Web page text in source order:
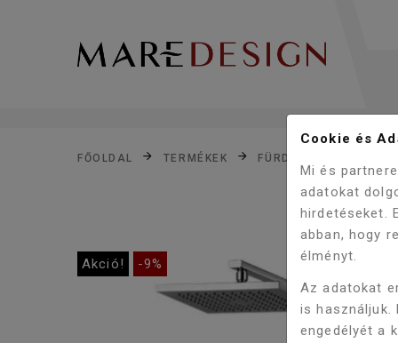
FŐOLDAL TERMÉKEK FÜRDŐSZOBA
Akció! -9%
Cookie és
Mi és
adatokat
hirdetéseket.
abban, hogy
élményt.
Az adatokat
is használjuk.
engedélyét a